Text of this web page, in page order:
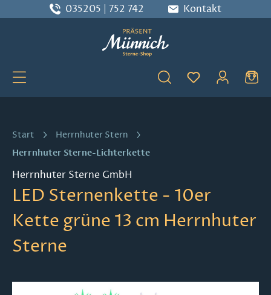
Zum Hauptinhalt springen
035205 | 752 742 Kontakt
Du hast 0
Start Herrnhuter Stern
Herrnhuter Sterne-Lichterkette
Herrnhuter Sterne GmbH
LED Sternenkette - 10er
Kette grüne 13 cm Herrnhuter
Sterne
Bildergalerie überspringen